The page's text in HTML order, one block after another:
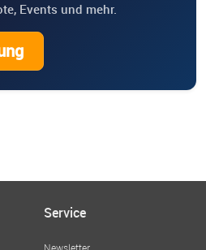
Events und mehr.
Service